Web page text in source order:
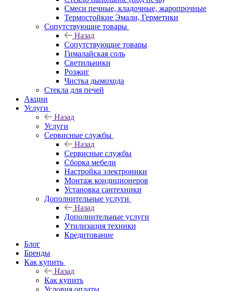
Смеси печные, кладочные, жаропрочные
Термостойкие Эмали, Герметики
Сопутствующие товары
Назад
Сопутствующие товары
Гималайская соль
Светильники
Розжиг
Чистка дымохода
Стекла для печей
Акции
Услуги
Назад
Услуги
Сервисные службы
Назад
Сервисные службы
Сборка мебели
Настройка электроники
Монтаж кондиционеров
Установка сантехники
Дополнительные услуги
Назад
Дополнительные услуги
Утилизация техники
Кредитование
Блог
Бренды
Как купить
Назад
Как купить
Условия оплаты